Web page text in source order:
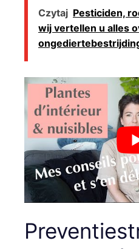
Czytaj Pesticiden,
wij vertellen u alles